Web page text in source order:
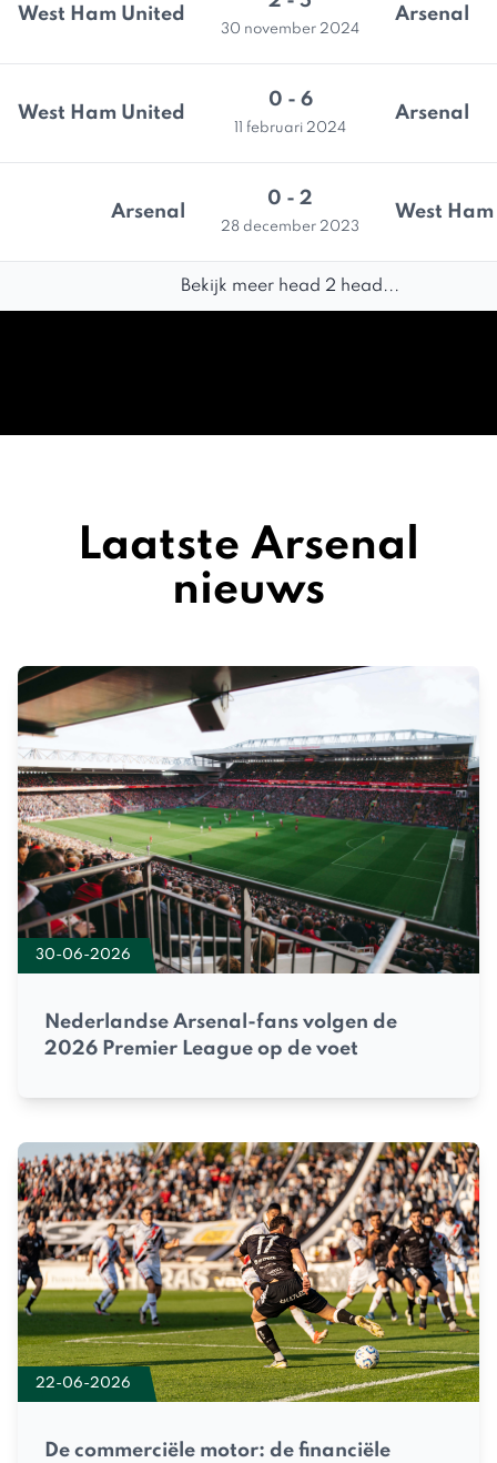
West Ham United
30 november 2024
Arsenal
West Ham United
0 - 6
11 februari 2024
Arsenal
Arsenal
0 - 2
28 december 2023
West
Bekijk meer head 2 head...
Laatste Arsenal
nieuws
30-06-2026
Nederlandse Arsenal-fans volgen de
2026 Premier League op de voet
22-06-2026
De commerciële motor: de financiële